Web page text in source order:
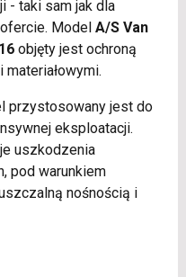
- taki sam jak dla
Model A/S Van
objęty jest ochroną
przystosowany jest do
eksploatacji.
uszkodzenia
pod warunkiem
nośnością i